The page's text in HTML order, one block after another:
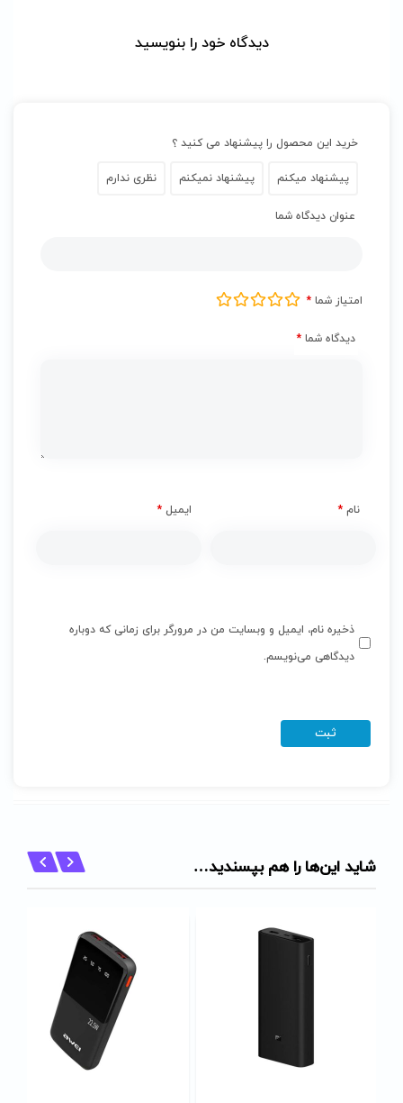
دیدگاه خود را بنویسید
خرید این محصول را پیشنهاد می کنید ؟
پیشنهاد میکنم پیشنهاد نمیکنم نظری ندارم
عنوان دیدگاه شما
امتیاز شما *
دیدگاه شما *
نام * ایمیل *
ذخیره نام، ایمیل و وبسایت من در مرورگر برای زمانی که دوباره
دیدگاهی می‌نویسم.
شاید این‌ها را هم بپسندید…